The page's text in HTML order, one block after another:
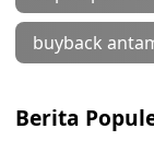
buyback
Berita